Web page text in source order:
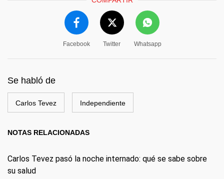
Facebook Twitter Whatsapp
Se habló de
Carlos Tevez Independiente
NOTAS RELACIONADAS
Carlos Tevez pasó la noche internado: qué se sabe sobre
su salud